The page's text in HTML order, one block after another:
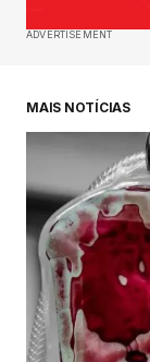
ADVERTISEMENT
MAIS NOTÍCIAS